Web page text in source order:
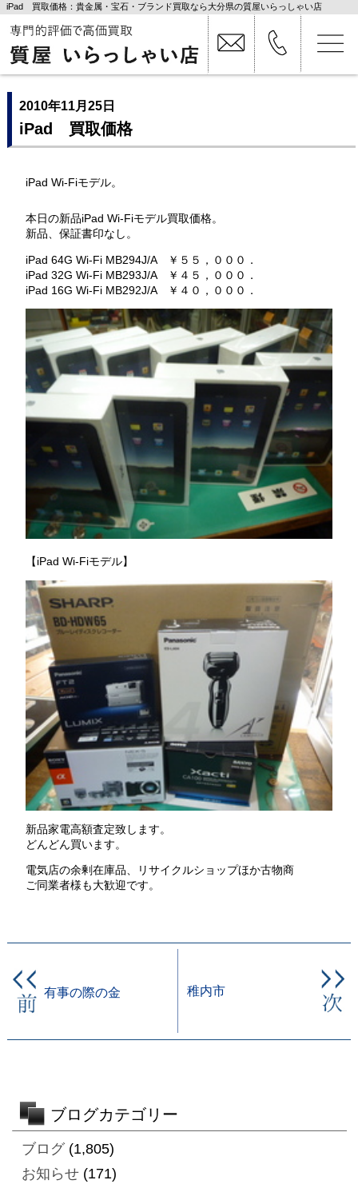
iPad 買取価格：貴金属・宝石・ブランド買取なら大分県の質屋いらっしゃい店
2010年11月25日
iPad 買取価格
iPad Wi-Fiモデル。
本日の新品iPad Wi-Fiモデル買取価格。
新品、保証書印なし。
iPad 64G Wi-Fi MB294J/A ￥５５，０００．
iPad 32G Wi-Fi MB293J/A ￥４５，０００．
iPad 16G Wi-Fi MB292J/A ￥４０，０００．
【iPad Wi-Fiモデル】
新品家電高額査定致します。
どんどん買います。
電気店の余剰在庫品、リサイクルショップほか古物商
ご同業者様も大歓迎です。
有事の際の金 稚内市
ブログカテゴリー
ブログ(1,805)
お知らせ(171)